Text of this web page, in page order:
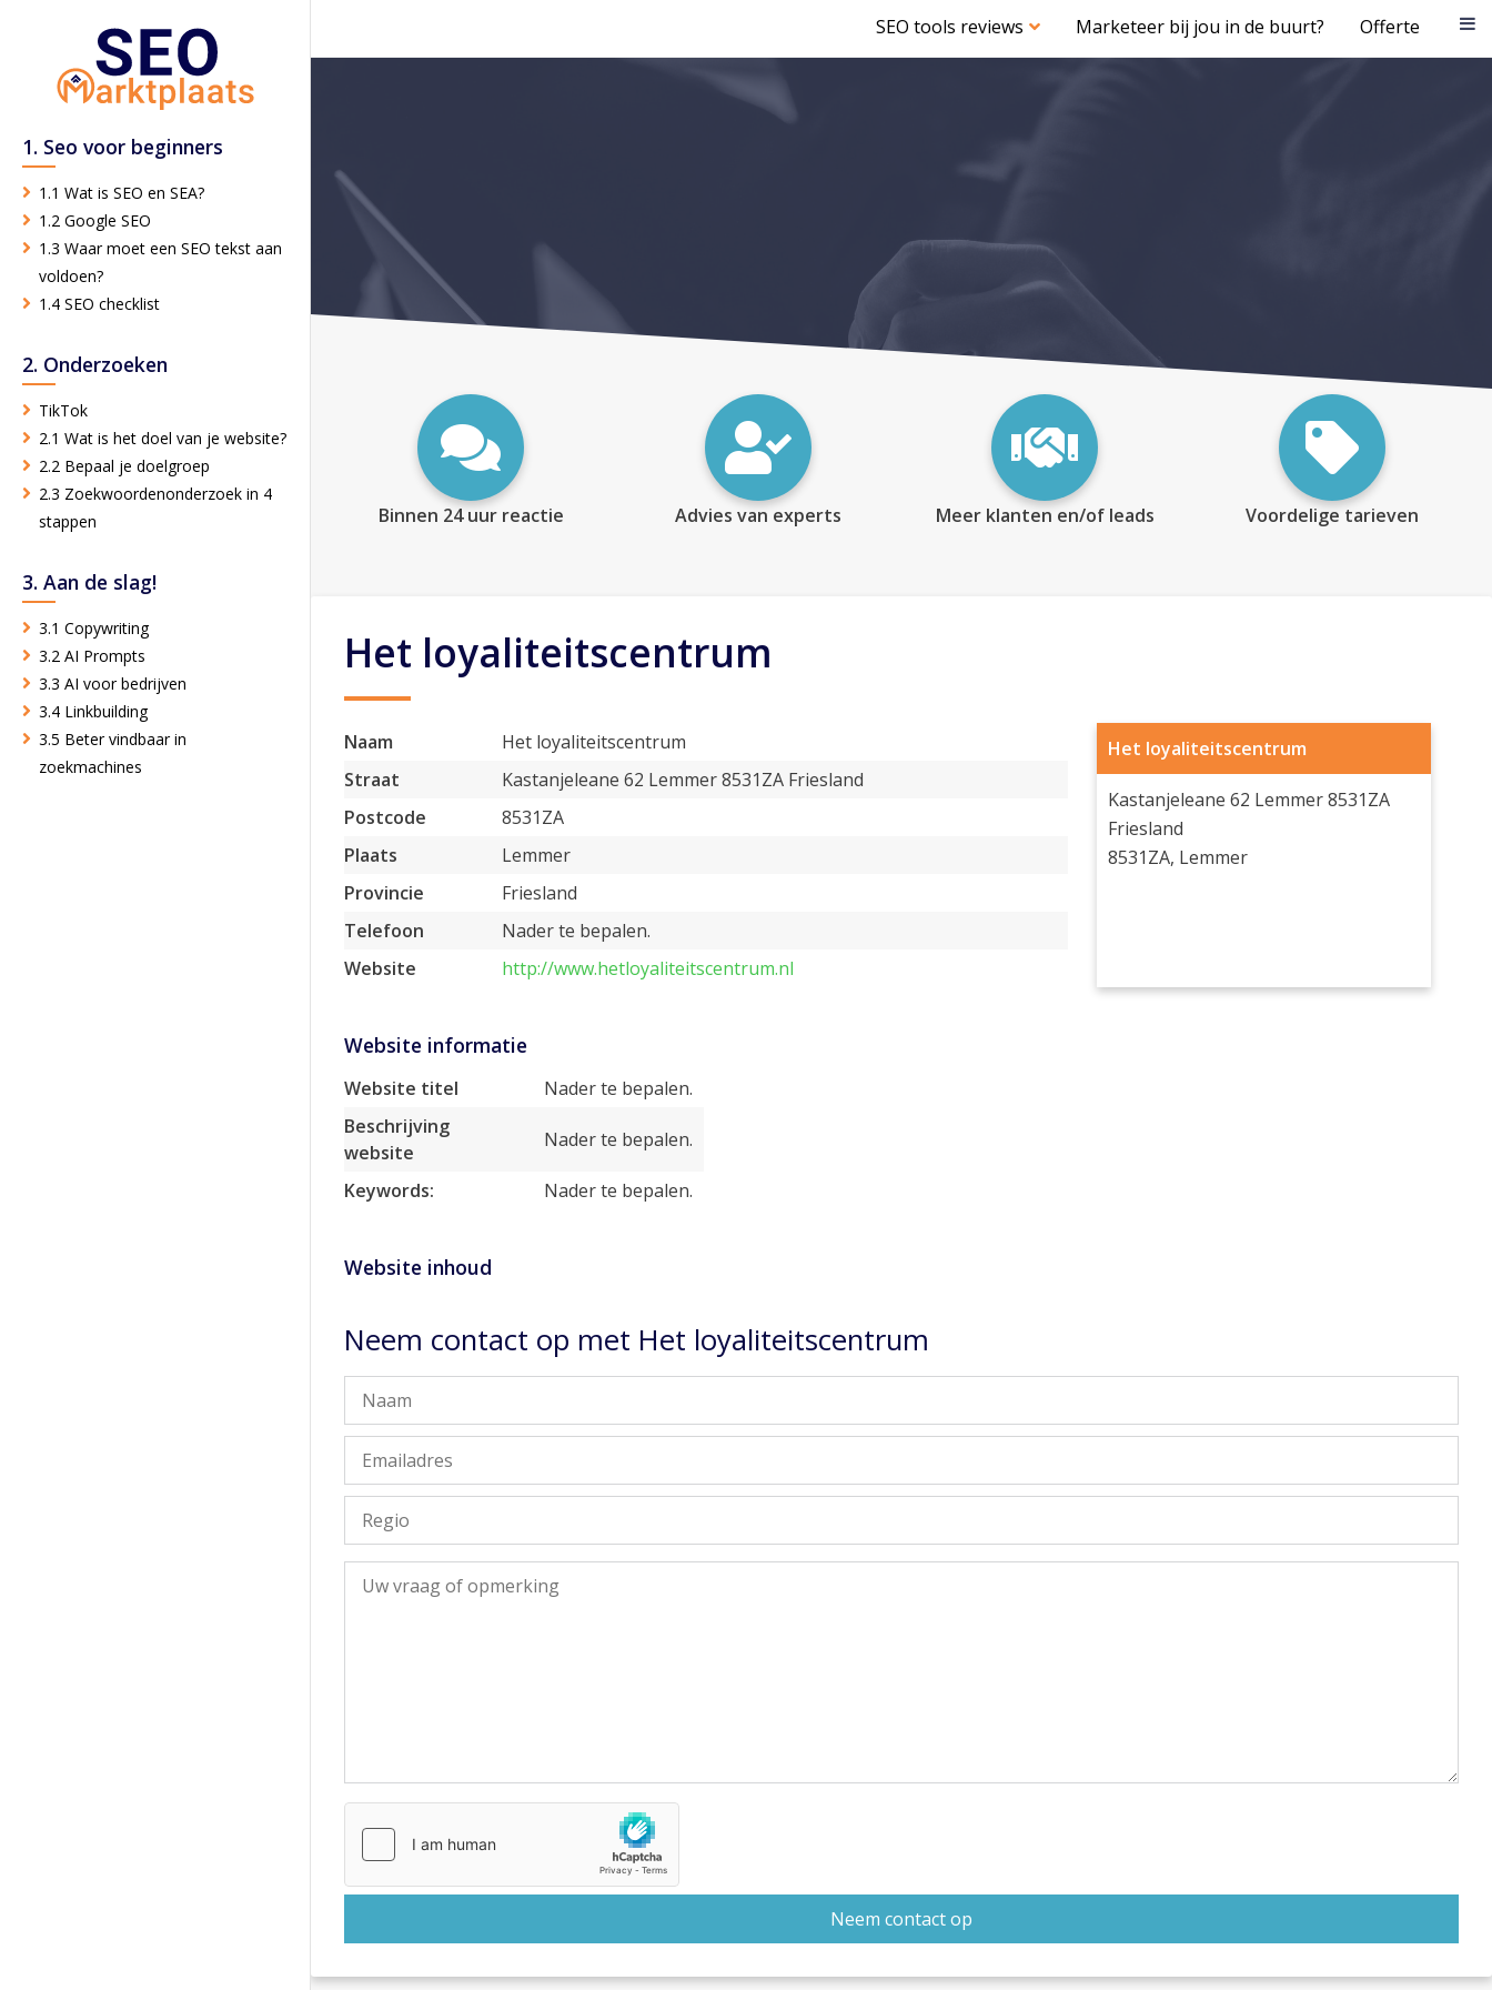
SEO tools reviews Marketeer bij jou in de buurt? Offerte
1. Seo voor beginners
1.1 Wat is SEO en SEA?
1.2 Google SEO
1.3 Waar moet een SEO tekst aan
voldoen?
1.4 SEO checklist
2. Onderzoeken
TikTok
2.1 Wat is het doel van je website?
2.2 Bepaal je doelgroep
2.3 Zoekwoordenonderzoek in 4
stappen
3. Aan de slag!
3.1 Copywriting
3.2 AI Prompts
3.3 AI voor bedrijven
3.4 Linkbuilding
3.5 Beter vindbaar in
zoekmachines
Binnen 24 uur reactie Advies van experts Meer klanten en/of leads Voordelige tarieven
Het loyaliteitscentrum
Naam
Het loyaliteitscentrum
Straat
Kastanjeleane 62 Lemmer 8531ZA Friesland
Postcode
8531ZA
Plaats
Lemmer
Provincie
Friesland
Telefoon
Nader te bepalen.
Website
http://www.hetloyaliteitscentrum.nl
Het loyaliteitscentrum
Kastanjeleane 62 Lemmer 8531ZA
Friesland
8531ZA, Lemmer
Website informatie
Website titel
Nader te bepalen.
Beschrijving
website
Nader te bepalen.
Keywords: Nader te bepalen.
Website inhoud
Neem contact op met Het loyaliteitscentrum